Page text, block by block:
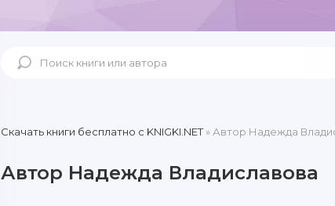
Скачать книги бесплатно c KNIGKI.NET» Автор Надежда
Автор Надежда Владиславова